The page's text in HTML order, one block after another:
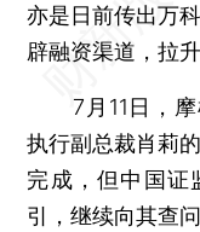
亦是日前传出万
辟融资渠道，拉
7月11日，摩
执行副总裁肖莉
完成，但中国证
引，继续向其查